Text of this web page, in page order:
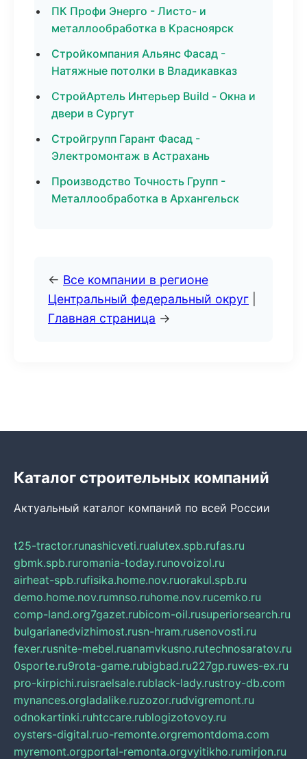
ПК Профи Энерго - Листо- и
металлообработка в Красноярск
Стройкомпания Альянс Фасад -
Натяжные потолки в Владикавказ
СтройАртель Интерьер Build - Окна и
двери в Сургут
Стройгрупп Гарант Фасад -
Электромонтаж в Астрахань
Производство Точность Групп -
Металлообработка в Архангельск
← Все компании в регионе
Центральный федеральный округ
Главная страница →
Каталог строительных компаний
Актуальный каталог компаний по всей России
t25-tractor.runashicveti.rualutex.spb.rufas.ru
gbmk.spb.ruromania-today.runovoizol.ru
airheat-spb.rufisika.home.nov.ruorakul.spb.ru
demo.home.nov.rumnso.ruhome.nov.rucemko.ru
comp-land.org7gazet.rubicom-oil.rusuperiorsearch.ru
bulgarianedvizhimost.rusn-hram.rusenovosti.ru
fexer.rusnite-mebel.ruanamvkusno.rutechnosaratov.ru
0sporte.ru9rota-game.rubigbad.ru227gp.ruwes-ex.ru
pro-kirpichi.ruisraelsale.rublack-lady.rustroy-db.com
mynances.orgladalike.ruzozor.rudvigremont.ru
odnokartinki.ruhtccare.rublogizotovoy.ru
oysters-digital.ruo-remonte.orgremontdoma.com
myremont.orgportal-remonta.orgvyitikho.rumirjon.ru